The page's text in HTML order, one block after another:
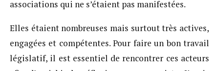
associations qui ne s’étaient pas manifestées.
Elles étaient nombreuses mais surtout très actives,
engagées et compétentes. Pour faire un bon travail
législatif, il est essentiel de rencontrer ces acteurs